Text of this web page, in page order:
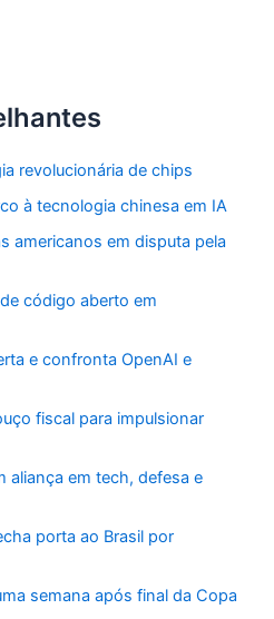
revolucionária de chips
à tecnologia chinesa em IA
americanos em disputa pela
código aberto em
e confronta OpenAI e
fiscal para impulsionar
aliança em tech, defesa e
porta ao Brasil por
semana após final da Copa